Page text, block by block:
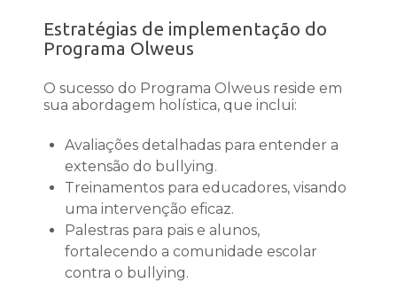
Estratégias de implementação do
Programa Olweus
O sucesso do Programa Olweus reside em
sua abordagem holística, que inclui:
Avaliações detalhadas para entender a
extensão do bullying.
Treinamentos para educadores, visando
uma intervenção eficaz.
Palestras para pais e alunos,
fortalecendo a comunidade escolar
contra o bullying.